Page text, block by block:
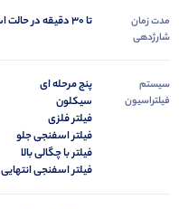
مدت زمان
شارژدهی
تا 30 دقیقه در حالت استاندارد
سیستم
فیلتراسیون
پنج مرحله ای
سیکلون
فیلتر فلزی
فیلتر اسفنجی جلو
فیلتر با چگالی بالا
فیلتر اسفنجی انتهایی